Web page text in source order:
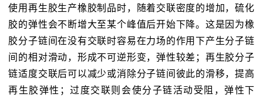
使用再生胶生产橡胶制品时，随着交联密度的增加，硫化
胶的弹性会不断增大至某个峰值后开始下降。这是因为橡
胶分子链间在没有交联时容易在力场的作用下产生分子链
间的相对滑动，形成不可逆形变，弹性较差；再生胶分子
链适度交联后可以减少或消除分子链间彼此的滑移，提高
再生胶弹性；过度交联则会使分子链活动受阻，弹性下